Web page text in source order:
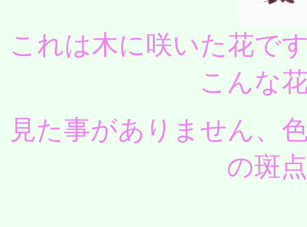
これは木に咲いた花で
こんな
見た事がありません、
の斑